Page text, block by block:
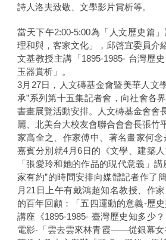
詩人洛夫致敬、文學影片賞析等。
當天下午2:00-5:00為「人文歷史篇
理和與，客家文化」，邱啓宜委員介
文基教授主講「1895-1985- 台灣歷
玉器賞析」。
3月27日，人文磚基金會暨美華人文
承”系列第十五集記者會，向社會各
書畫展覽活動安排。人文磚基金會會
麗、北美台大校友會聯合會會長張竹
家高全之、作家傅中、著名畫家何
嘉賓分別就4月6日的《文學、建築
「張愛玲和她的作品的現代意義」
家有約”的時間安排向媒體記者作了
月21日上午有戴鴻超知名教授、作
的百年回顧：「五四運動的意義-歷
講座《1895-1985- 臺灣歷史知多少
電影-「雲去雲來林青霞——從銀幕女